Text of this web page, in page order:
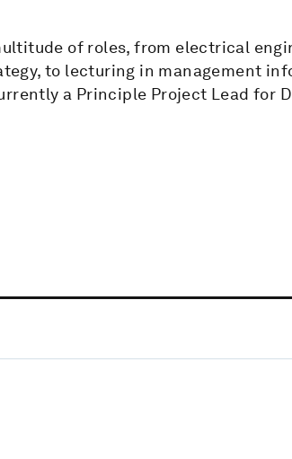
of roles, from electrical
to lecturing in management
a Principle Project Lead for